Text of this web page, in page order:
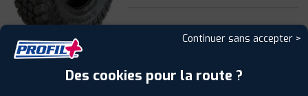
Continuer sans accepter >
Des cookies pour la route ?